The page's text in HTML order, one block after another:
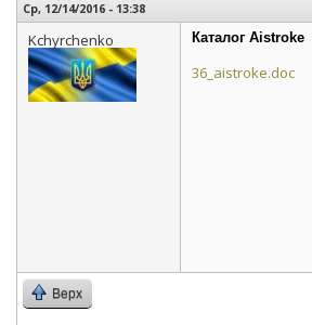
Ср, 12/14/2016 - 13:38
Kchyrchenko Каталог Aistroke
36_aistroke.doc
Верх